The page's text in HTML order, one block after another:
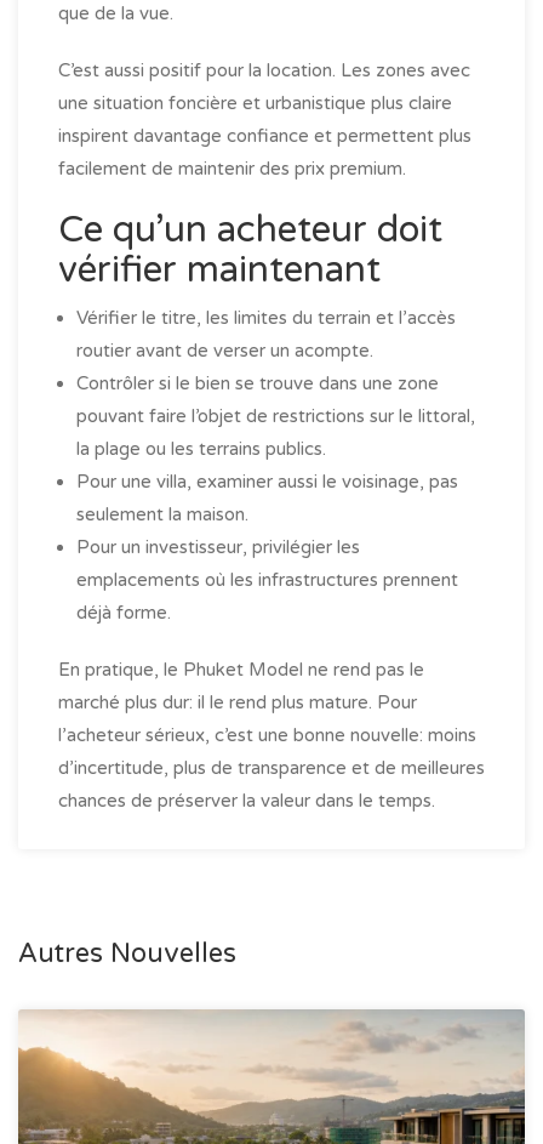
que de la vue.
C’est aussi positif pour la location. Les zones avec
une situation foncière et urbanistique plus claire
inspirent davantage confiance et permettent plus
facilement de maintenir des prix premium.
Ce qu’un acheteur doit
vérifier maintenant
Vérifier le titre, les limites du terrain et l’accès
routier avant de verser un acompte.
Contrôler si le bien se trouve dans une zone
pouvant faire l’objet de restrictions sur le littoral,
la plage ou les terrains publics.
Pour une villa, examiner aussi le voisinage, pas
seulement la maison.
Pour un investisseur, privilégier les
emplacements où les infrastructures prennent
déjà forme.
En pratique, le Phuket Model ne rend pas le
marché plus dur: il le rend plus mature. Pour
l’acheteur sérieux, c’est une bonne nouvelle: moins
d’incertitude, plus de transparence et de meilleures
chances de préserver la valeur dans le temps.
Autres Nouvelles